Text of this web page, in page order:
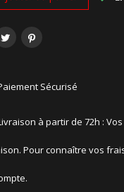
Sécurisé
à partir de 72h :
Pour connaître vos